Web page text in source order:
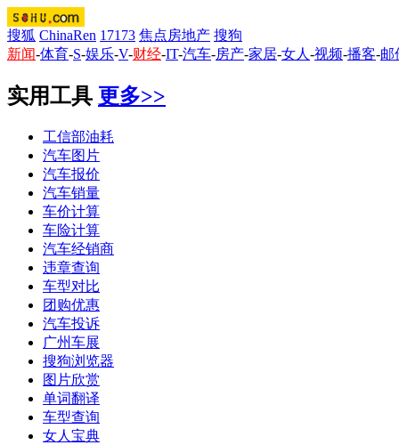
搜狐 ChinaRen 17173 焦点房地产 搜狗
新闻-体育-S-娱乐-V-财经-IT-汽车-房产-家居-女人 -视频-播客-邮
实用工具 更多>>
工信部油耗
汽车图片
汽车报价
汽车销量
车价计算
车险计算
汽车经销商
违章查询
车型对比
团购优惠
汽车投诉
广州车展
搜狗浏览器
图片欣赏
单词翻译
车型查询
女人宝典